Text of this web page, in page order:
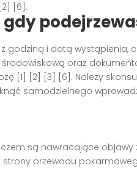
[6].
godziną i datą wystąpienia,
oraz
[1] [2] [3] [6]. Należy
samodzielnego
są nawracające objawy
przewodu